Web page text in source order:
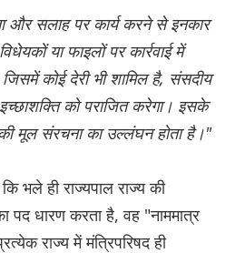
और सलाह पर कार्य करने से इनकार
या फाइलों पर कार्रवाई में
कोई देरी भी शामिल है, संसदीय
को पराजित करेगा। इसके
मूल संरचना का उल्लंघन होता है।"
भले ही राज्यपाल राज्य की
पद धारण करता है, वह "नाममात्र
राज्य में मंत्रिपरिषद ही